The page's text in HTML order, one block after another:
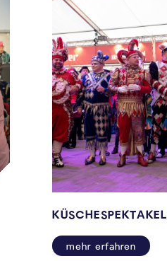
KÜSCHESPEKTAKEL
mehr erfahren